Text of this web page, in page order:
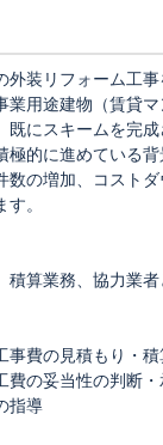
外装リフォーム工
業用途建物（賃貸
既にスキームを完
極的に進めている
数の増加、コスト
。
積算業務、協力業
事費の見積もり・積
費の妥当性の判断
指導